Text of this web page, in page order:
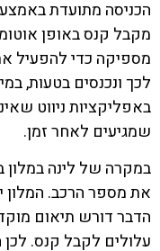
הכניסה מתועדת
מקבל קנס באופן
מספיקה כדי להפעיל
לכך ונכנסים בטעות,
באפליקציות ניווט
שמגיעים לאחר זמן.
במקרה של לינה במלון
את מספר הרכב. המלון
הדבר דורש תיאום
עלולים לקבל קנס.